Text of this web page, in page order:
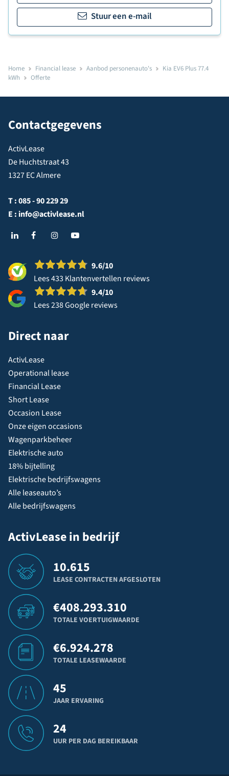
Stuur een e-mail
Home Financial lease Aanbod personenauto's
Kia EV6 Plus 77.4
kWh
Offerte
Contactgegevens
ActivLease
De Huchtstraat 43
1327 EC Almere
T :085 - 90 229 29
E : info@activlease.nl
9.6/10
Lees 433 Klantenvertellen reviews
9.4/10
Lees 238 Google reviews
Direct naar
ActivLease
Operational lease
Financial Lease
Short Lease
Occasion Lease
Onze eigen occasions
Wagenparkbeheer
Elektrische auto
18% bijtelling
Elektrische bedrijfswagens
Alle leaseauto’s
Alle bedrijfswagens
ActivLease in bedrijf
10.615
LEASE CONTRACTEN AFGESLOTEN
€408.293.310
TOTALE VOERTUIGWAARDE
€6.924.278
TOTALE LEASEWAARDE
45
JAAR ERVARING
24
UUR PER DAG BEREIKBAAR